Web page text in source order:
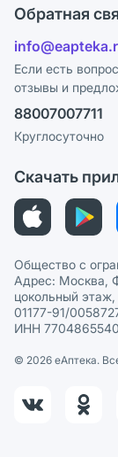
Ответы на
Блог
Поставщики
Лицензия
Реклама на
Ваши товары
Программа
Политика
Политика
Этика и
Политика в
Обратная
Если есть
отзывы и
88007007711
Круглосуточно
Скачать
Общество с
Адрес: Москва,
цокольный
01177-91/
ИНН 7704865540
© 2026 eАптека.